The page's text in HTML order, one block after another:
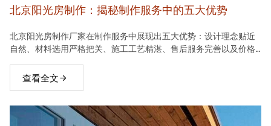
北京阳光房制作：揭秘制作服务中的五大优势
北京阳光房制作厂家在制作服务中展现出五大优势：设计理念贴近
自然、材料选用严格把关、施工工艺精湛、售后服务完善以及价格
查看全文